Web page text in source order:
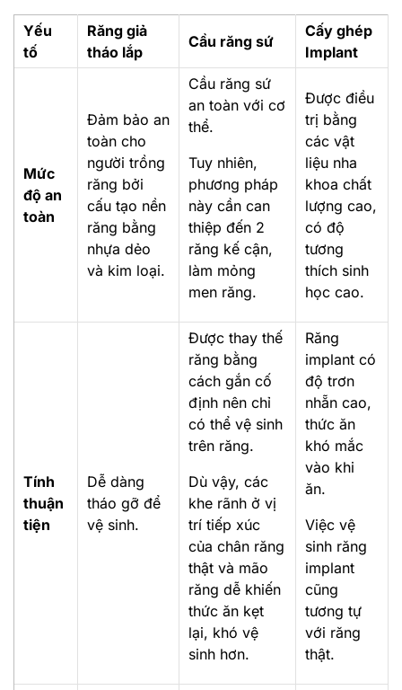
Yếu
tố
Răng giả
tháo lắp
Cầu răng sứ
Cấy ghép
Implant
Mức
độ an
toàn
Đảm bảo an
toàn cho
người trồng
răng bởi
cấu tạo nền
răng bằng
nhựa dẻo
và kim loại.
Cầu răng sứ
an toàn với cơ
thể.
Tuy nhiên,
phương pháp
này cần can
thiệp đến 2
răng kế cận,
làm mỏng
men răng.
Được điều
trị bằng
các vật
liệu nha
khoa chất
lượng cao,
có độ
tương
thích sinh
học cao.
Tính
thuận
tiện
Dễ dàng
tháo gỡ để
vệ sinh.
Được thay thế
răng bằng
cách gắn cố
định nên chỉ
có thể vệ sinh
trên răng.
Dù vậy, các
khe rãnh ở vị
trí tiếp xúc
của chân răng
thật và mão
răng dễ khiến
thức ăn kẹt
lại, khó vệ
sinh hơn.
Răng
implant có
độ trơn
nhẵn cao,
thức ăn
khó mắc
vào khi
ăn.
Việc vệ
sinh răng
implant
cũng
tương tự
với răng
thật.